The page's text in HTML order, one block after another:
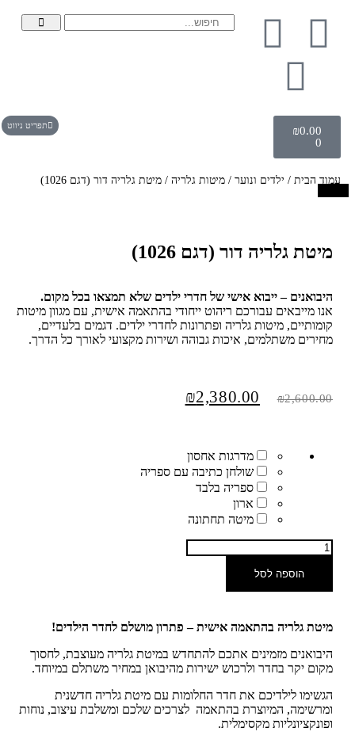
₪0.00
תפריט ניווט
עמוד הבית/ ילדים ונוער/ מיטות גלריה/ מיטת גלריה דור (דגם 1026)
מיטת גלריה דור (דגם 1026)
היבואנים – ייבוא אישי של חדרי ילדים שלא תמצאו בכל מקום.
אנו מייבאים עבורכם ריהוט ייחודי בהתאמה אישית, עם מגוון מיטות
קומותיים, מיטות גלריה ופתרונות לחדרי ילדים. דגמים בלעדיים,
מחירים משתלמים, איכות גבוהה ושירות מקצועי לאורך כל הדרך.
₪2,600.00
₪2,380.00
מדרגות אחסון
שולחן כתיבה עם ספריה
ספריה בלבד
ארון
מיטה תחתונה
הוספה לסל
מיטת גלריה בהתאמה אישית – פתרון מושלם לחדר הילדים!
היבואנים מזמינים אתכם להתחדש במיטת גלריה מעוצבת, לחסוך
מקום יקר בחדר ולרכוש ישירות מהיבואן במחיר משתלם במיוחד.
הגשימו לילדיכם את חדר החלומות עם מיטת גלריה חדשנית
ומרשימה, המיוצרת בהתאמה לצרכים שלכם ומשלבת עיצוב, נוחות
ופונקציונליות מקסימלית.